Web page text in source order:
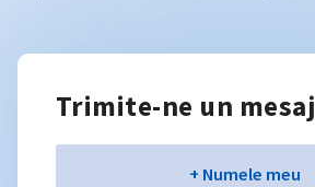
Trimite-ne un mesaj
+ Numele meu